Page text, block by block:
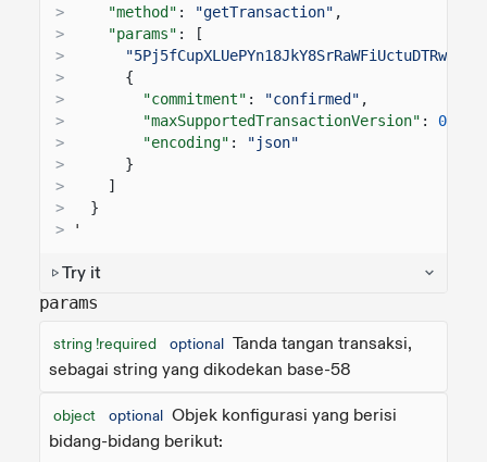
>
"method" : "getTransaction" ,
>
"params" : [
>
>
{
>
"commitment" : "confirmed" ,
>
"maxSupportedTransactionVersion" : 0
>
"encoding" :
"json"
>
}
>
]
>
}
>
'
Try it
params
string !required optional Tanda tangan transaksi,
sebagai string yang dikodekan base-58
object optional Objek konfigurasi yang berisi
bidang-bidang berikut: